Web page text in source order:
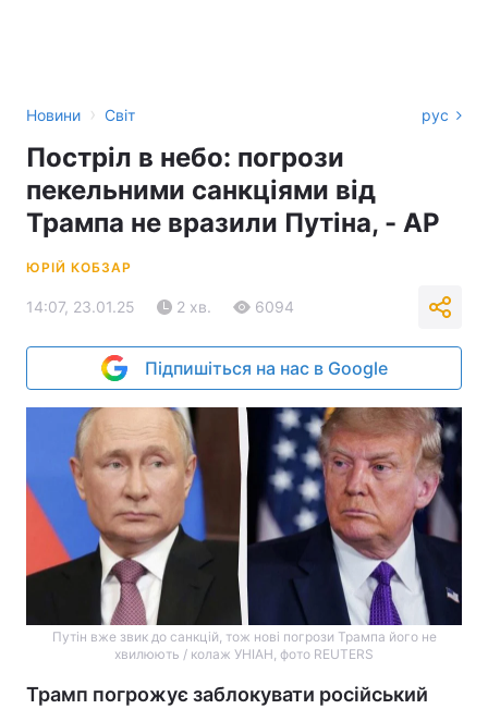
Новини › Світ рус
Постріл в небо: погрози
пекельними санкціями від
Трампа не вразили Путіна, - AP
ЮРІЙ КОБЗАР
14:07, 23.01.25 2 хв. 6094
Підпишіться на нас в Google
Путін вже звик до санкцій, тож нові погрози Трампа його не
хвилюють / колаж УНІАН, фото REUTERS
Трамп погрожує заблокувати російський